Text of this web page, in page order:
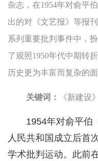
杂志，在1954年对俞平
出的对《文艺报》等报
系列重要批判事件中，
了观照1950年代中期转
历史更为丰富而复杂的面
关键词： 《新建设
1954年对俞平伯
人民共和国成立后首
学术批判运动。此前